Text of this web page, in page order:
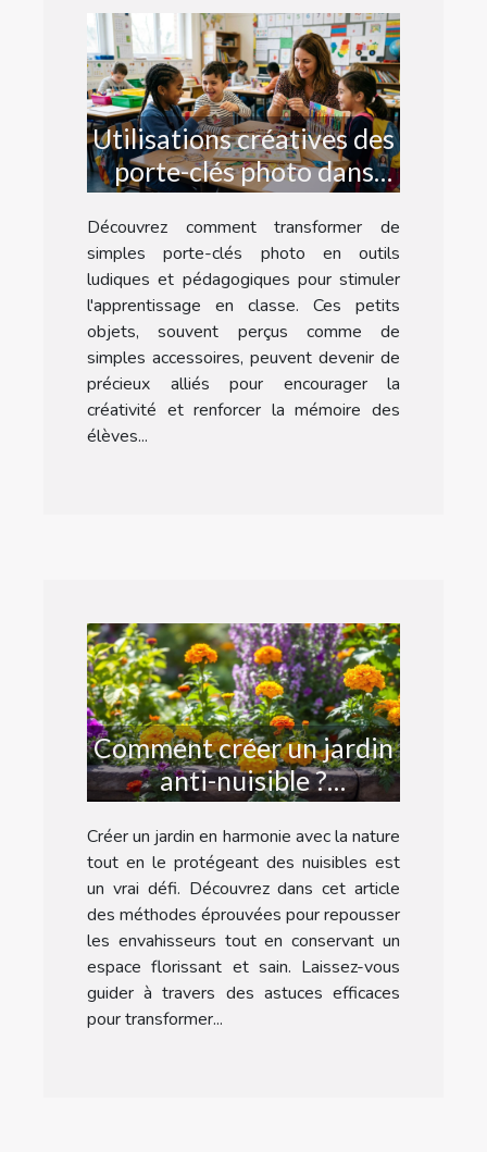
Utilisations créatives des
porte-clés photo dans
l'éducation
Découvrez comment transformer de
simples porte-clés photo en outils
ludiques et pédagogiques pour stimuler
l'apprentissage en classe. Ces petits
objets, souvent perçus comme de
simples accessoires, peuvent devenir de
précieux alliés pour encourager la
créativité et renforcer la mémoire des
élèves...
Comment créer un jardin
anti-nuisible ?
Techniques et astuces
Créer un jardin en harmonie avec la nature
tout en le protégeant des nuisibles est
un vrai défi. Découvrez dans cet article
des méthodes éprouvées pour repousser
les envahisseurs tout en conservant un
espace florissant et sain. Laissez-vous
guider à travers des astuces efficaces
pour transformer...